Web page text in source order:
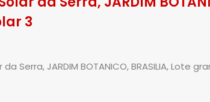
3
Serra, JARDIM BOTANICO, BRASILIA, Lote